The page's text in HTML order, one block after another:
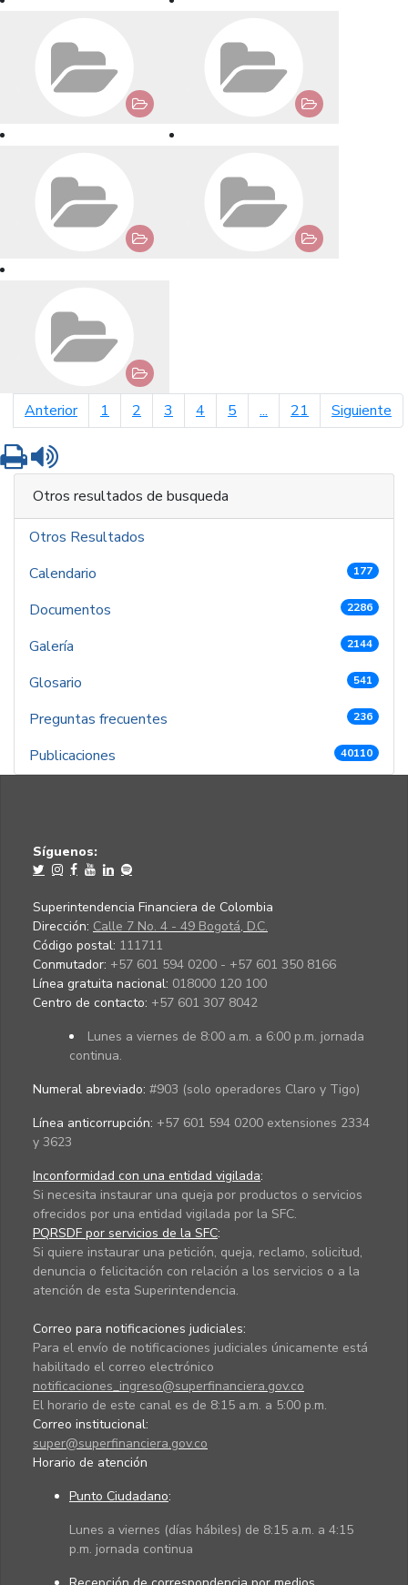
Anteriorpágina anterior
1 2 3 4 5 ... 21 Siguiente
Imprimir
Otros resultados de busqueda
Otros Resultados
Calendario
177
Documentos 2286
Galería 2144
Glosario 541
Preguntas frecuentes 236
Publicaciones 40110
Síguenos:
Superintendencia Financiera de Colombia
Dirección: Calle 7 No. 4 - 49 Bogotá, D.C.
Código postal: 111711
Conmutador: +57 601 594 0200 - +57 601 350 8166
Línea gratuita nacional: 018000 120 100
Centro de contacto: +57 601 307 8042
Lunes a viernes de 8:00 a.m. a 6:00 p.m. jornada
continua.
Numeral abreviado: #903 (solo operadores Claro y Tigo)
Línea anticorrupción: +57 601 594 0200 extensiones 2334
y 3623
Inconformidad con una entidad vigilada:
Si necesita instaurar una queja por productos o servicios
ofrecidos por una entidad vigilada por la SFC.
PQRSDF por servicios de la SFC:
Si quiere instaurar una petición, queja, reclamo, solicitud,
denuncia o felicitación con relación a los servicios o a la
atención de esta Superintendencia.
Correo para notificaciones judiciales:
Para el envío de notificaciones judiciales únicamente está
habilitado el correo electrónico
notificaciones_ingreso@superfinanciera.gov.co
El horario de este canal es de 8:15 a.m. a 5:00 p.m.
Correo institucional:
super@superfinanciera.gov.co
Horario de atención
Punto Ciudadano:
Lunes a viernes (días hábiles) de 8:15 a.m. a 4:15
p.m. jornada continua